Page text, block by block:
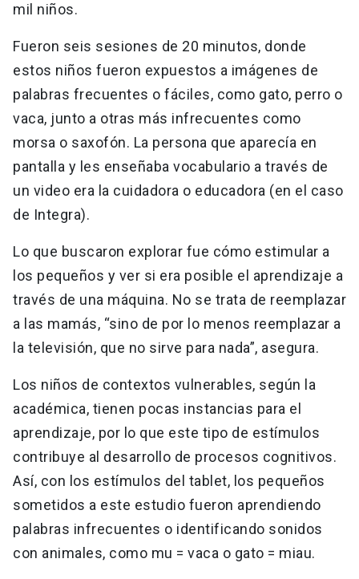
mil niños.
Fueron seis sesiones de 20 minutos, donde
estos niños fueron expuestos a imágenes de
palabras frecuentes o fáciles, como gato, perro o
vaca, junto a otras más infrecuentes como
morsa o saxofón. La persona que aparecía en
pantalla y les enseñaba vocabulario a través de
un video era la cuidadora o educadora (en el caso
de Integra).
Lo que buscaron explorar fue cómo estimular a
los pequeños y ver si era posible el aprendizaje a
través de una máquina. No se trata de reemplazar
a las mamás, “sino de por lo menos reemplazar a
la televisión, que no sirve para nada”, asegura.
Los niños de contextos vulnerables, según la
académica, tienen pocas instancias para el
aprendizaje, por lo que este tipo de estímulos
contribuye al desarrollo de procesos cognitivos.
Así, con los estímulos del tablet, los pequeños
sometidos a este estudio fueron aprendiendo
palabras infrecuentes o identificando sonidos
con animales, como mu = vaca o gato = miau.